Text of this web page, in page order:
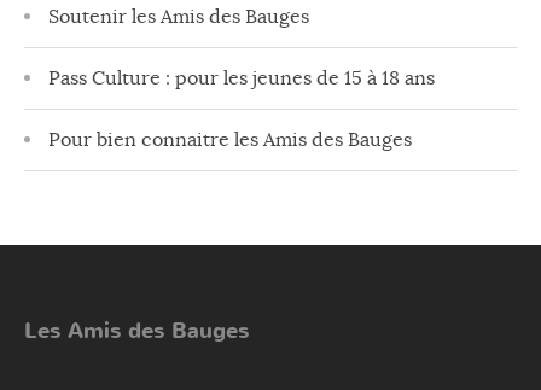
Soutenir les Amis des Bauges
Pass Culture : pour les jeunes de 15 à 18 ans
Pour bien connaitre les Amis des Bauges
Les Amis des Bauges